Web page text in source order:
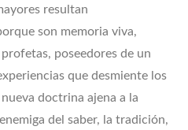
resultan
son memoria viva,
poseedores de un
que desmiente los
doctrina ajena a la
del saber, la tradición,